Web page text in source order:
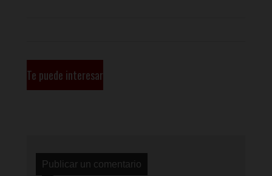
Te puede interesar
Publicar un comentario